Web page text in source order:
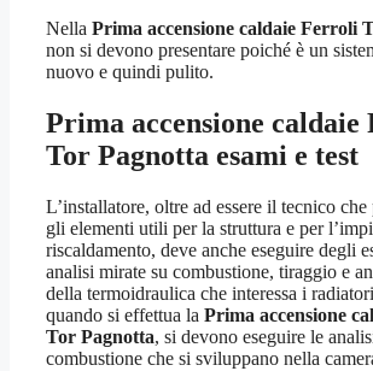
Nella Prima accensione caldaie Ferroli
non si devono presentare poiché è un
nuovo e quindi pulito.
Prima accensione
Tor Pagnotta esami e test
L’installatore, oltre ad essere il tecnico
gli elementi utili per la struttura e per
riscaldamento, deve anche eseguire degli
analisi mirate su combustione, tiraggio e
della termoidraulica che interessa i
quando si effettua la Prima accensione
Tor Pagnotta, si devono eseguire le
combustione che si sviluppano nella